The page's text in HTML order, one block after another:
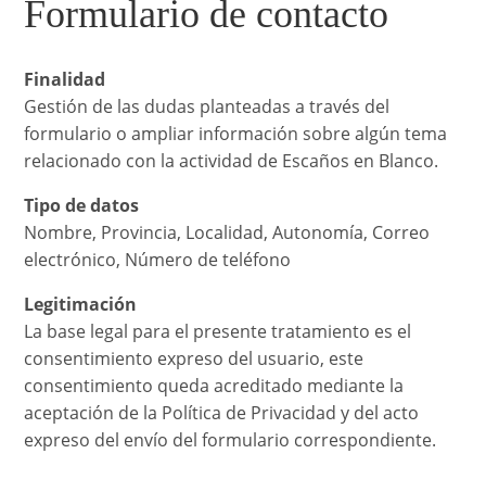
Formulario de contacto
Finalidad
Gestión de las dudas planteadas a través del
formulario o ampliar información sobre algún tema
relacionado con la actividad de Escaños en Blanco.
Tipo de datos
Nombre, Provincia, Localidad, Autonomía, Correo
electrónico, Número de teléfono
Legitimación
La base legal para el presente tratamiento es el
consentimiento expreso del usuario, este
consentimiento queda acreditado mediante la
aceptación de la Política de Privacidad y del acto
expreso del envío del formulario correspondiente.